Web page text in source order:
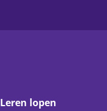
Leren lopen